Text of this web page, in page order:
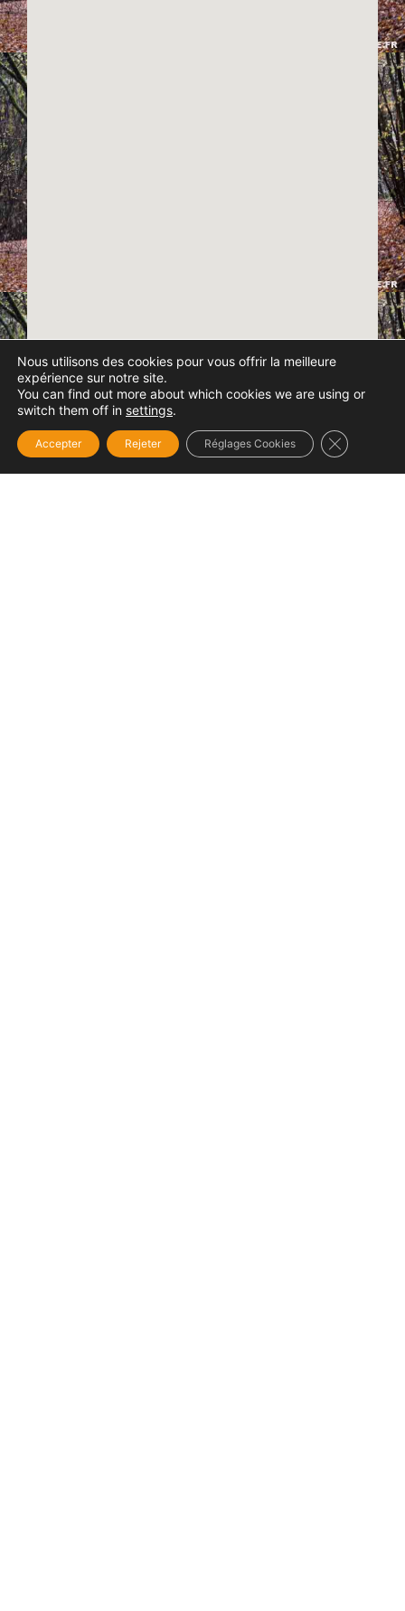
Nous utilisons des cookies pour vous offrir la meilleure
expérience sur notre site.
You can find out more about which cookies we are using or
switch them off in settings.
Accepter Rejeter Réglages Cookies Fermer la